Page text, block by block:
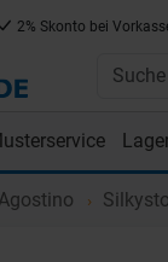
2% Skonto bei
bei